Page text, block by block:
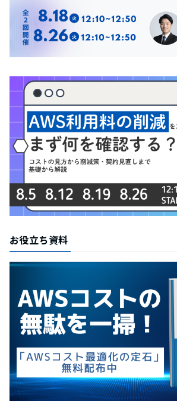
お役立ち資料